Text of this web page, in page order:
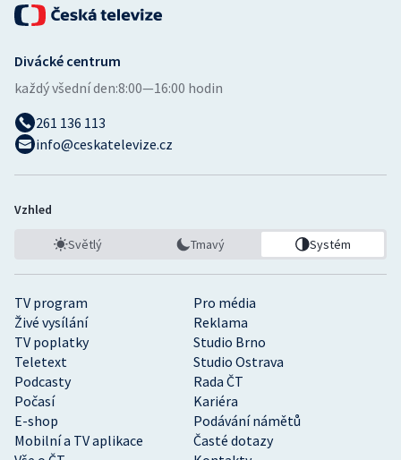
TV program
Pro média
Živé vysílání
Reklama
TV poplatky
Studio Brno
Teletext
Studio Ostrava
Podcasty
Rada ČT
Počasí
Kariéra
E-shop
Podávání námětů
Mobilní a TV aplikace
Časté dotazy
Divácké centrum
každý všední den:8:00—16:00 hodin
261 136 113
info@ceskatelevize.cz
Vzhled
Světlý Tmavý Systém